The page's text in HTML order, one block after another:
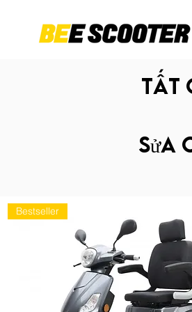
Tất
Sửa
Bestseller